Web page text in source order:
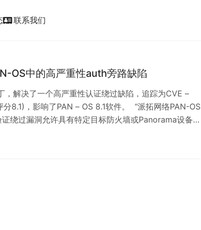
联系我们
OS中的高严重性auth旁路缺陷
，解决了一个高严重性认证绕过缺陷，追踪为CVE –
8.1)，影响了PAN – OS 8.1软件。 “派拓网络PAN-OS
绕过漏洞允许具有特定目标防火墙或Panorama设备
PAN – OS管理员并执行权限操作”。 该漏洞存在于其